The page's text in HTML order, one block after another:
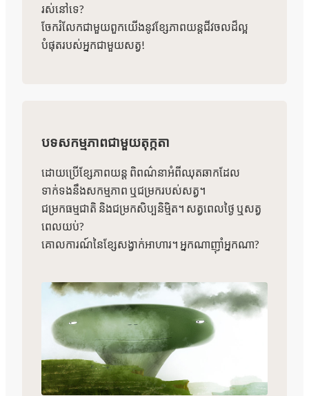
រស់នៅទេ?
ចែករំលែកជាមួយពួកយើងនូវខ្សែភាពយន្តជីវចលដ៏ល្អ
បំផុតរបស់អ្នកជាមួយសត្វ!
បទសកម្មភាពជាមួយតុក្កតា
ដោយប្រើខ្សែភាពយន្ត ពិពណ៌នាអំពីឈុតឆាកដែល
ទាក់ទងនឹងសកម្មភាព ឬជម្រករបស់សត្វ។
ជម្រកធម្មជាតិ និងជម្រកសិប្បនិម្មិត។ សត្វពេលថ្ងៃ ឬសត្វ
ពេលយប់?
គោលការណ៍នៃខ្សែសង្វាក់អាហារ។ អ្នកណាញ៉ាំអ្នកណា?